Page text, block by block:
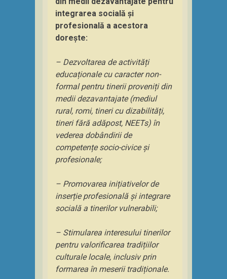
integrarea socială și
profesională a acestora
dorește:
– Dezvoltarea de activități
educaționale cu caracter non-
formal pentru tinerii proveniți din
medii dezavantajate (mediul
rural, romi, tineri cu dizabilități,
tineri fără adăpost, NEETs) în
vederea dobândirii de
competențe socio-civice și
profesionale;
– Promovarea inițiativelor de
inserție profesională și integrare
socială a tinerilor vulnerabili;
– Stimularea interesului tinerilor
pentru valorificarea tradițiilor
culturale locale, inclusiv prin
formarea în meserii tradiționale.